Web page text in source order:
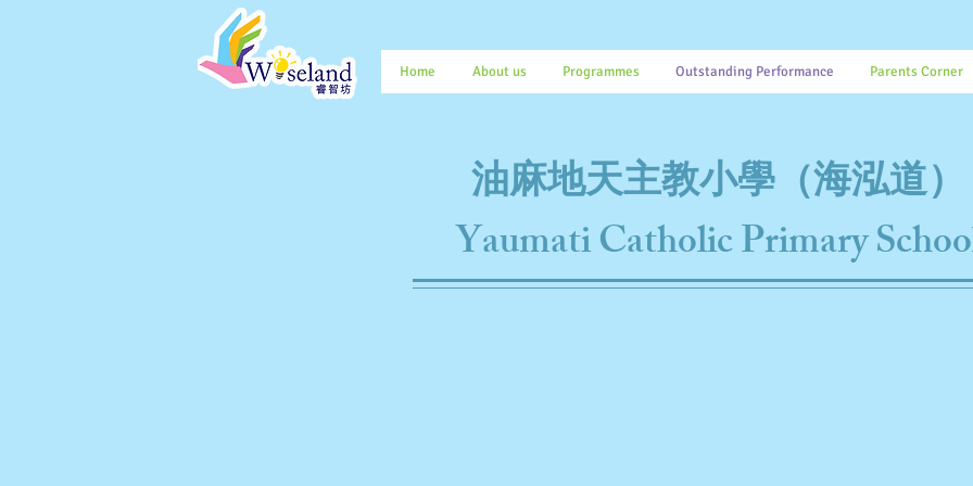
Home About us Programmes Outstanding Performance Parents Corner
油麻地天主教小學（海泓道）
Yaumati Catholic Primary